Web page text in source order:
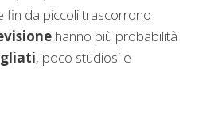
fin da piccoli trascorrono
hanno più probabilità
, poco studiosi e